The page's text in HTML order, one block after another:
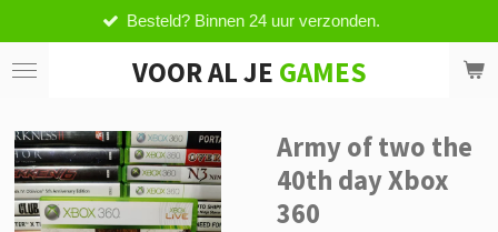
direct
naar
VOOR AL JE GAMES
Besteld? Binnen 24 uur verzonden.
Army of two the
40th day Xbox
360